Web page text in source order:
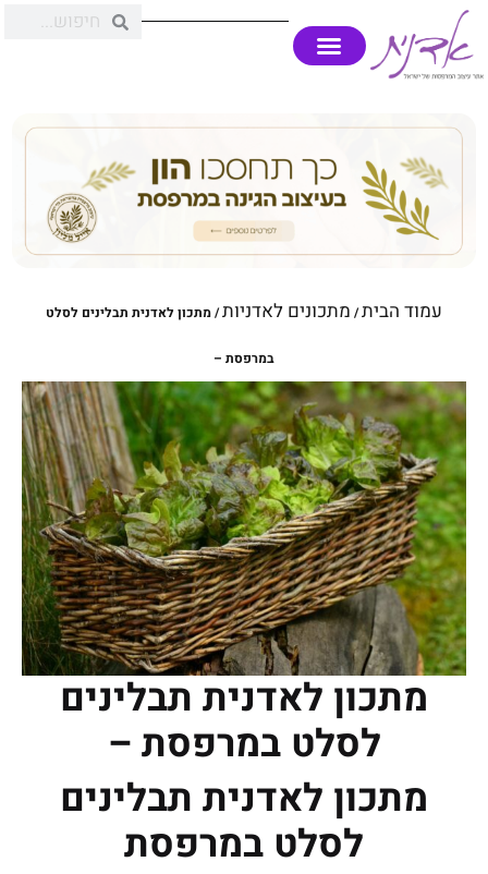
עמוד הבית/ מתכונים לאדניות/ מתכון לאדנית תבלינים לסלט
במרפסת –
מתכון לאדנית תבלינים
לסלט במרפסת –
מתכון לאדנית תבלינים
לסלט במרפסת